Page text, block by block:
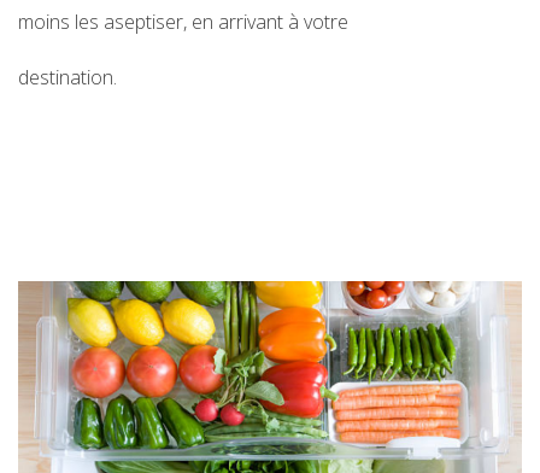
moins les aseptiser, en arrivant à votre
destination.